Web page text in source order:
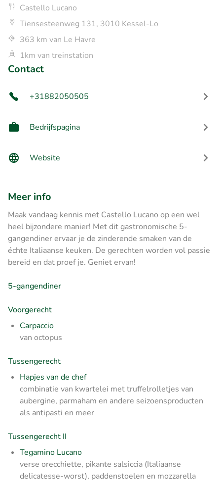
Castello Lucano
Tiensesteenweg 131, 3010 Kessel-Lo
363 km van Le Havre
1km van treinstation
Contact
+31882050505
Bedrijfspagina
Website
Meer info
Maak vandaag kennis met Castello Lucano op een wel
heel bijzondere manier! Met dit gastronomische 5-
gangendiner ervaar je de zinderende smaken van de
échte Italiaanse keuken. De gerechten worden vol passie
bereid en dat proef je. Geniet ervan!
5-gangendiner
Voorgerecht
Carpaccio
van octopus
Tussengerecht
Hapjes van de chef
combinatie van kwartelei met truffelrolletjes van
aubergine, parmaham en andere seizoensproducten
als antipasti en meer
Tussengerecht II
Tegamino Lucano
verse orecchiette, pikante salsiccia (Italiaanse
delicatesse-worst), paddenstoelen en mozzarella